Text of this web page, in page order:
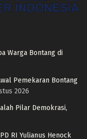
Warga Bontang di
Pemekaran Bontang
2026
Pilar Demokrasi,
RI Yulianus Henock